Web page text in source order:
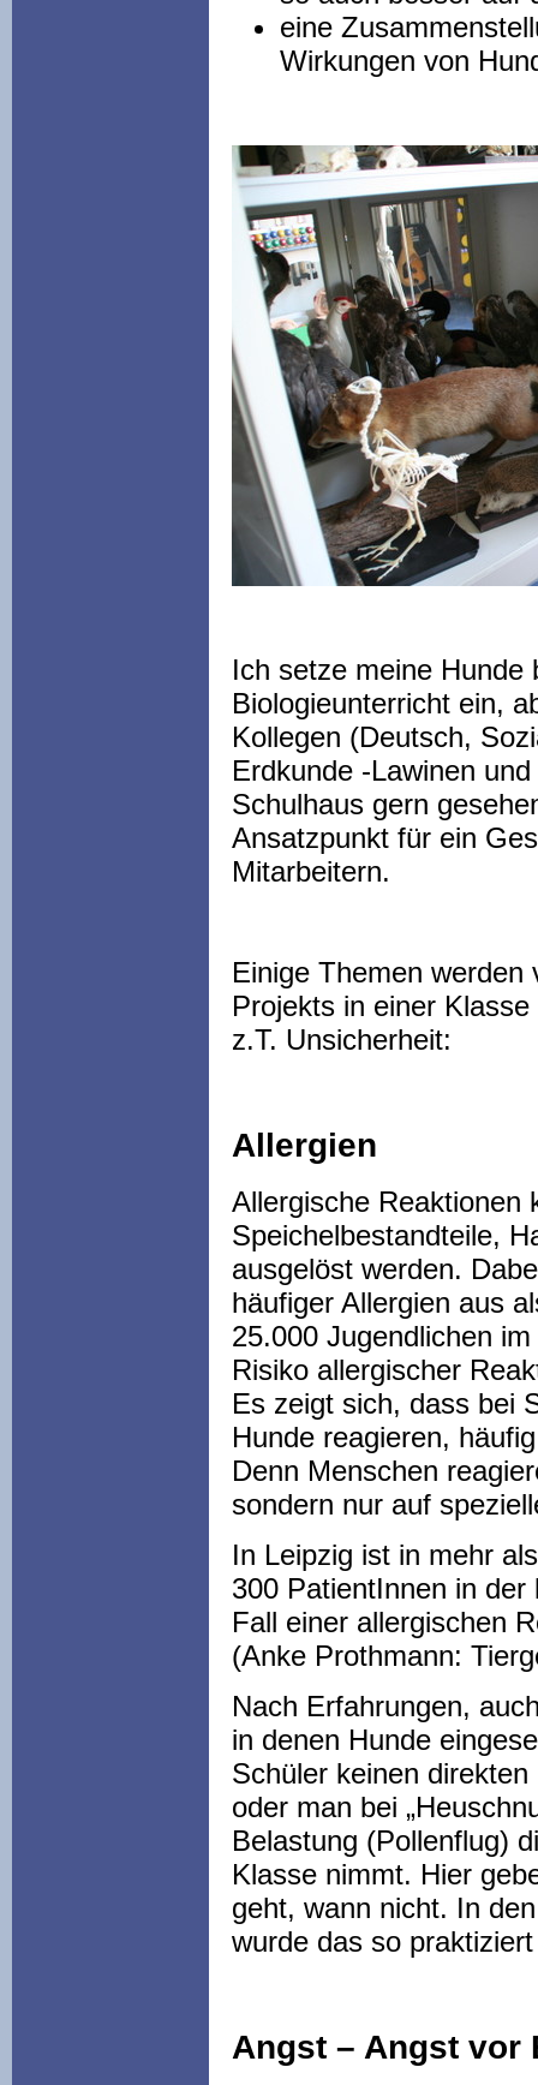
eine
Wirkungen von
Ich setze meine Hunde
Biologieunterricht ein,
Kollegen (Deutsch,
Erdkunde -Lawinen
Schulhaus gern
Ansatzpunkt für ein
Mitarbeitern.
Einige Themen
Projekts in einer
z.T. Unsicherheit:
Allergien
Allergische Reaktionen
Speichelbestandteile,
ausgelöst werden.
häufiger Allergien aus
25.000 Jugendlichen
Risiko allergischer
Es zeigt sich, dass bei
Hunde reagieren,
Denn Menschen
sondern nur auf
In Leipzig ist in mehr
300 PatientInnen in
Fall einer allergischen
(Anke Prothmann:
Nach Erfahrungen,
in denen Hunde
Schüler keinen
oder man bei
Belastung (Pollenflug)
Klasse nimmt. Hier
geht, wann nicht. In
wurde das so
Angst – Angst vor